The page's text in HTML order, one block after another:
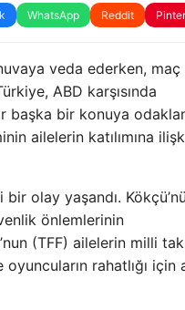
WhatsApp Reddit
veda ederken, maç
ABD karşısında
başka bir konuya
ailelerin katılımına
olay yaşandı.
önlemlerinin
(TFF) ailelerin milli
rahatlığı için